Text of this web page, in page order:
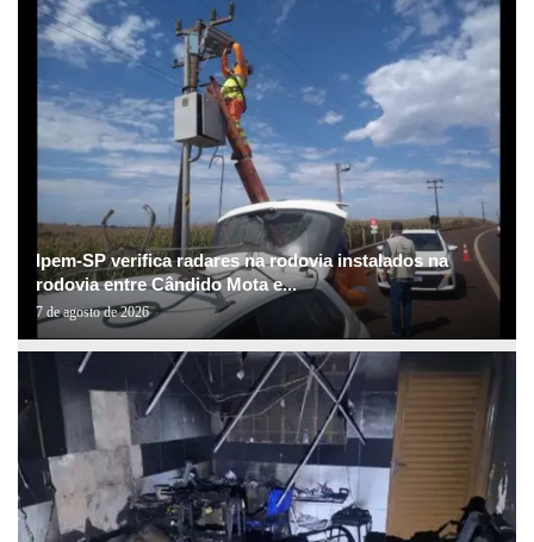
Ipem-SP verifica radares na rodovia instalados na
rodovia entre Cândido Mota e...
7 de agosto de 2026